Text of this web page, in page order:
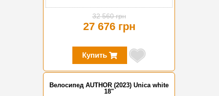
32 560 грн
27 676 грн
Купить
Велосипед AUTHOR (2023) Unica white
18"